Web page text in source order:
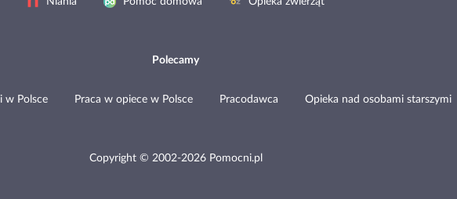
Polecamy
w Polsce Praca w opiece w Polsce Pracodawca Opieka nad osobami starszymi
Copyright © 2002-2026 Pomocni.pl